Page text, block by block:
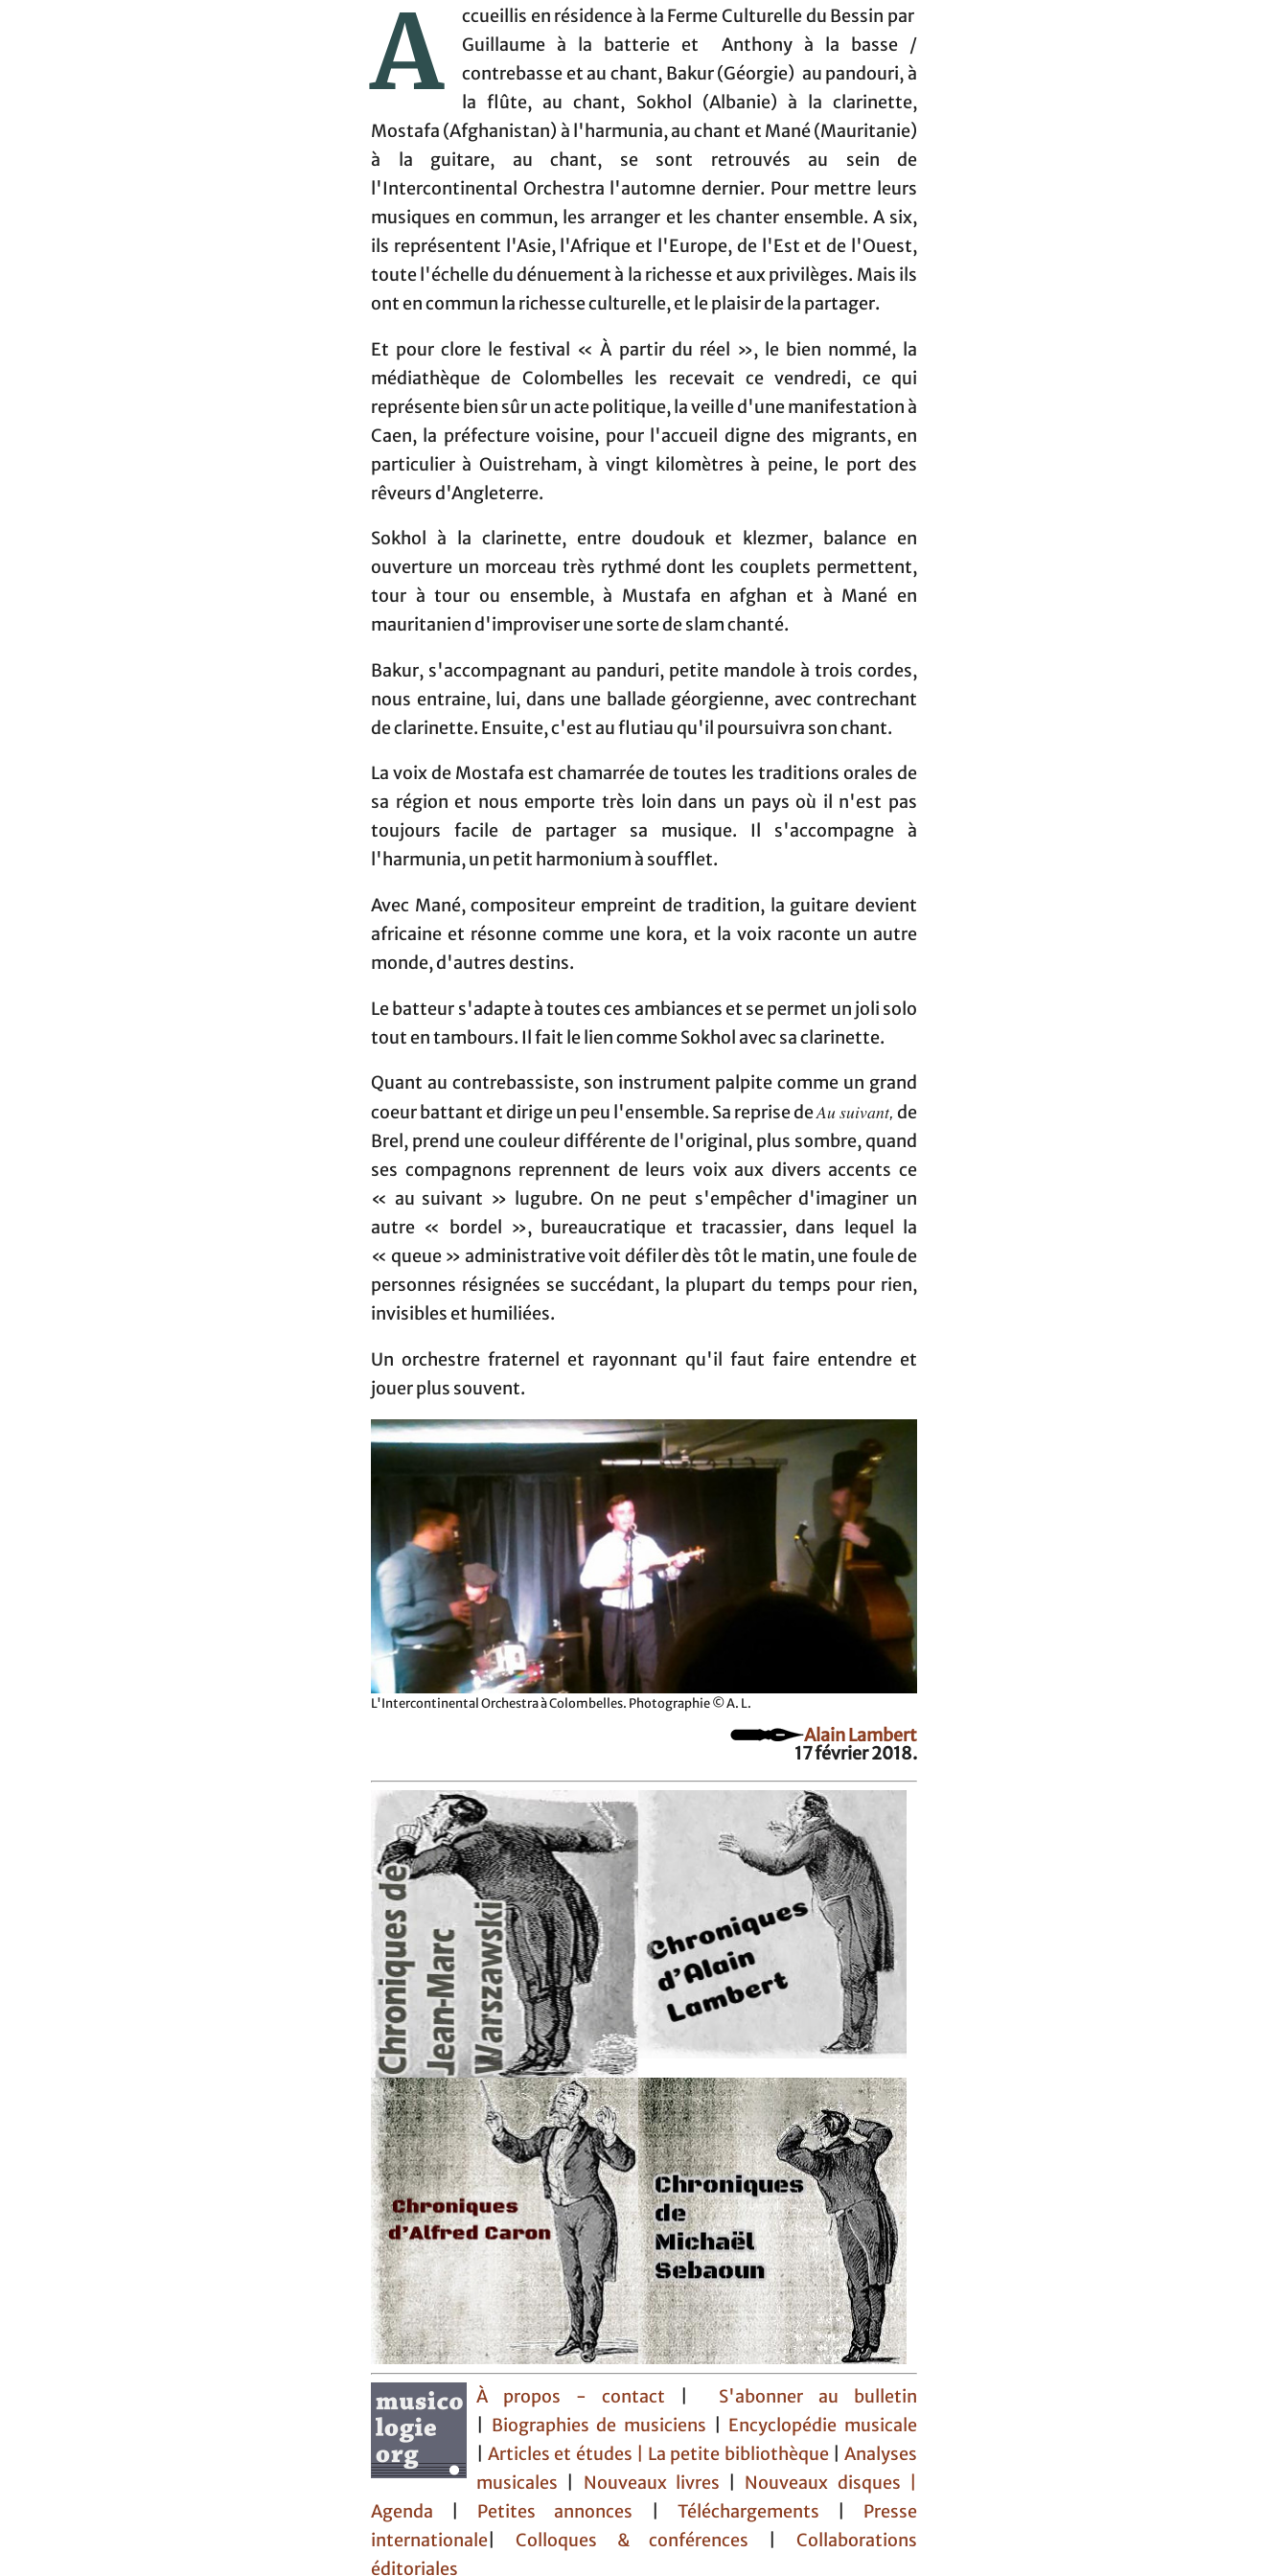
A
ccueillis en résidence à la Ferme Culturelle du Bessin par
Guillaume à la batterie et Anthony à la basse /
contrebasse et au chant, Bakur (Géorgie) au pandouri, à
la flûte, au chant, Sokhol (Albanie) à la clarinette,
Mostafa (Afghanistan) à l'harmunia, au chant et Mané (Mauritanie)
à la guitare, au chant, se sont retrouvés au sein de
l'Intercontinental Orchestra l'automne dernier. Pour mettre leurs
musiques en commun, les arranger et les chanter ensemble. A six,
ils représentent l'Asie, l'Afrique et l'Europe, de l'Est et de l'Ouest,
toute l'échelle du dénuement à la richesse et aux privilèges. Mais ils
ont en commun la richesse culturelle, et le plaisir de la partager.
Et pour clore le festival « À partir du réel », le bien nommé, la
médiathèque de Colombelles les recevait ce vendredi, ce qui
représente bien sûr un acte politique, la veille d'une manifestation à
Caen, la préfecture voisine, pour l'accueil digne des migrants, en
particulier à Ouistreham, à vingt kilomètres à peine, le port des
rêveurs d'Angleterre.
Sokhol à la clarinette, entre doudouk et klezmer, balance en
ouverture un morceau très rythmé dont les couplets permettent,
tour à tour ou ensemble, à Mustafa en afghan et à Mané en
mauritanien d'improviser une sorte de slam chanté.
Bakur, s'accompagnant au panduri, petite mandole à trois cordes,
nous entraine, lui, dans une ballade géorgienne, avec contrechant
de clarinette. Ensuite, c'est au flutiau qu'il poursuivra son chant.
La voix de Mostafa est chamarrée de toutes les traditions orales de
sa région et nous emporte très loin dans un pays où il n'est pas
toujours facile de partager sa musique. Il s'accompagne à
l'harmunia, un petit harmonium à soufflet.
Avec Mané, compositeur empreint de tradition, la guitare devient
africaine et résonne comme une kora, et la voix raconte un autre
monde, d'autres destins.
Le batteur s'adapte à toutes ces ambiances et se permet un joli solo
tout en tambours. Il fait le lien comme Sokhol avec sa clarinette.
Quant au contrebassiste, son instrument palpite comme un grand
coeur battant et dirige un peu l'ensemble. Sa reprise deAu suivant, de
Brel, prend une couleur différente de l'original, plus sombre, quand
ses compagnons reprennent de leurs voix aux divers accents ce
« au suivant » lugubre. On ne peut s'empêcher d'imaginer un
autre « bordel », bureaucratique et tracassier, dans lequel la
« queue » administrative voit défiler dès tôt le matin, une foule de
personnes résignées se succédant, la plupart du temps pour rien,
invisibles et humiliées.
Un orchestre fraternel et rayonnant qu'il faut faire entendre et
jouer plus souvent.
L'Intercontinental Orchestra à Colombelles. Photographie © A. L.
Alain Lambert
17 février 2018.
À propos - contact
S'abonner au bulletin
Biographies de musiciens
Encyclopédie musicale
|Articles et études | La petite bibliothèque |Analyses
musicales
Nouveaux livres
Nouveaux disques |
Agenda
Petites annonces Téléchargements
Presse
internationale
Colloques & conférences
Collaborations
éditoriales